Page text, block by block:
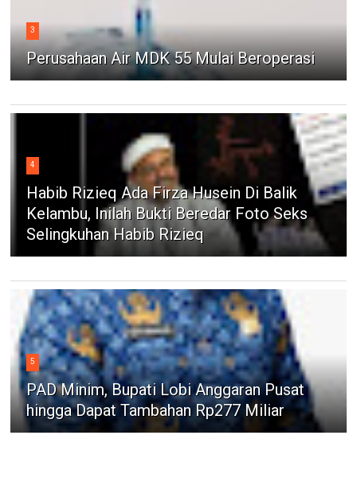
3
Perusahaan Air MDK 55 Mulai Beroperasi
4
Habib Rizieq Ada Firza Husein Di Balik
Kelambu, Inilah Bukti Beredar Foto Seks
Selingkuhan Habib Rizieq
5
PAD Minim, Bupati Lobi Anggaran Pusat
hingga Dapat Tambahan Rp277 Miliar